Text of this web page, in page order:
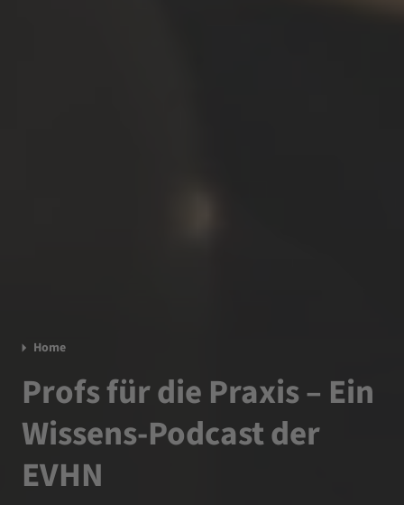
Home
Profs für die Praxis – Ein
Wissens-Podcast der
EVHN